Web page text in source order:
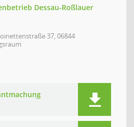
Dessau-Roßlauer
37, 06844